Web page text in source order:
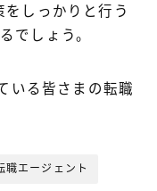
しっかりと行う
でしょう。
いる皆さまの転職
職エージェント